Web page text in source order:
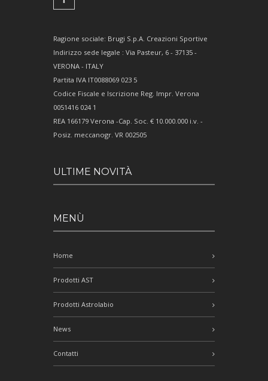
Ragione sociale: Brugi S.p.A. Creazioni Sportive
Indirizzo sede legale : Via Pasteur, 6 - 37135 -
VERONA - ITALY
Partita IVA IT0088069 023 5
Codice Fiscale e Iscrizione Reg. Impr. Verona
0051416 024 1
REA 166179 Verona -Cap. Soc. € 10.000.000 i.v. -
Posiz. meccanogr. VR 002505
ULTIME NOVITÀ
MENÙ
Home
Prodotti AST
Prodotti Astrolabio
News
Contatti